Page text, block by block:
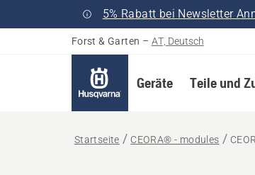
5% Rabatt bei Newsletter
Forst & Garten – AT, Deutsch
Geräte Teile und
Startseite CEORA® - modules